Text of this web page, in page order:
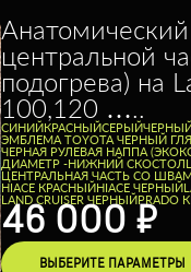
центральной
подогрева) на
100,120 …..
CИНИЙКРАСНЫЙСЕРЫЙ
ЭМБЛЕМА TOYOTA ЧЕРНЫЙ
ЧЕРНАЯ РУЛЕВАЯ НАППА
ДИАМЕТР -НИЖНИЙ СКОС
ЦЕНТРАЛЬНАЯ ЧАСТЬ СО
HIACE КРАСНЫЙHIACE ЧЕРНЫЙ
LAND CRUISER ЧЕРНЫЙPRADO
46 000 ₽
ВЫБЕРИТЕ ПАРАМЕТРЫ